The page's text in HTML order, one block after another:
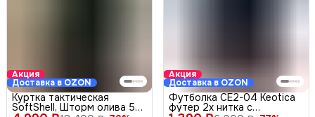
Акция
Доставка в OZON
Куртка тактическая
SoftShell, Шторм олива 52-
Акция
Доставка в OZON
Футболка СЕ2-04 Keotica
футер 2х нитка с